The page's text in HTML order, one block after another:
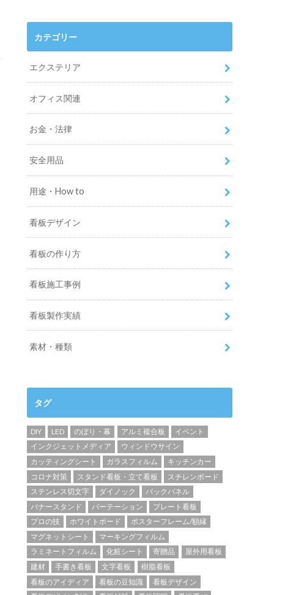
カテゴリー
エクステリア
オフィス関連
お金・法律
安全用品
用途・How to
看板デザイン
看板の作り方
看板施工事例
看板製作実績
素材・種類
タグ
DIY LED のぼり・幕 アルミ複合板
イベント
インクジェットメディア
ウィンドウサイン
カッティングシート
ガラスフィルム
キッチンカー
コロナ対策
スタンド看板・立て看板
スチレンボード
ステンレス切文字
ダイノック
バックパネル
バナースタンド
パーテーション
プレート看板
プロの技
ホワイトボード
ポスターフレーム/額縁
マグネットシート
マーキングフィルム
ラミネートフィルム
化粧シート 寄贈品
屋外用看板
建材
手書き看板 文字看板
樹脂看板
看板のアイディア
看板の豆知識
看板デザイン